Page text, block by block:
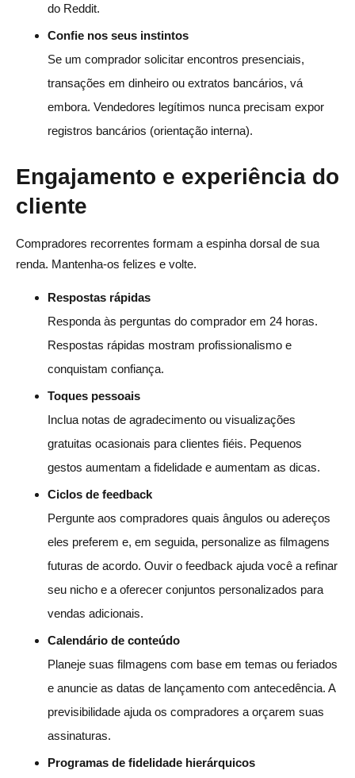
do Reddit.
Confie nos seus instintos
Se um comprador solicitar encontros presenciais,
transações em dinheiro ou extratos bancários, vá
embora. Vendedores legítimos nunca precisam expor
registros bancários (orientação interna).
Engajamento e experiência do
cliente
Compradores recorrentes formam a espinha dorsal de sua
renda. Mantenha-os felizes e volte.
Respostas rápidas
Responda às perguntas do comprador em 24 horas.
Respostas rápidas mostram profissionalismo e
conquistam confiança.
Toques pessoais
Inclua notas de agradecimento ou visualizações
gratuitas ocasionais para clientes fiéis. Pequenos
gestos aumentam a fidelidade e aumentam as dicas.
Ciclos de feedback
Pergunte aos compradores quais ângulos ou adereços
eles preferem e, em seguida, personalize as filmagens
futuras de acordo. Ouvir o feedback ajuda você a refinar
seu nicho e a oferecer conjuntos personalizados para
vendas adicionais.
Calendário de conteúdo
Planeje suas filmagens com base em temas ou feriados
e anuncie as datas de lançamento com antecedência. A
previsibilidade ajuda os compradores a orçarem suas
assinaturas.
Programas de fidelidade hierárquicos